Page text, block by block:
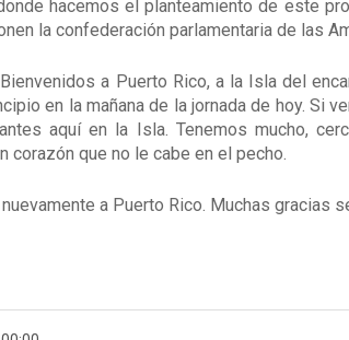
hacemos el planteamiento de este
la confederación parlamentaria de las
a Puerto Rico, a la Isla del
en la mañana de la jornada de hoy. Si
aquí en la Isla. Tenemos mucho,
corazón que no le cabe en el pecho.
a Puerto Rico. Muchas gracias